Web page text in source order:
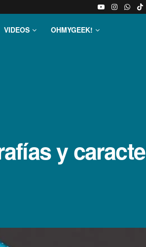
VIDEOS OHMYGEEK!
y